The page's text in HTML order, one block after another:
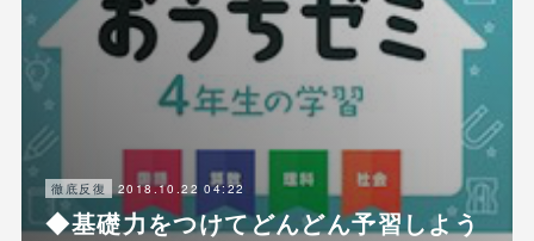
徹底反復 2018.10.22 04:22
◆基礎力をつけてどんどん予習しよう